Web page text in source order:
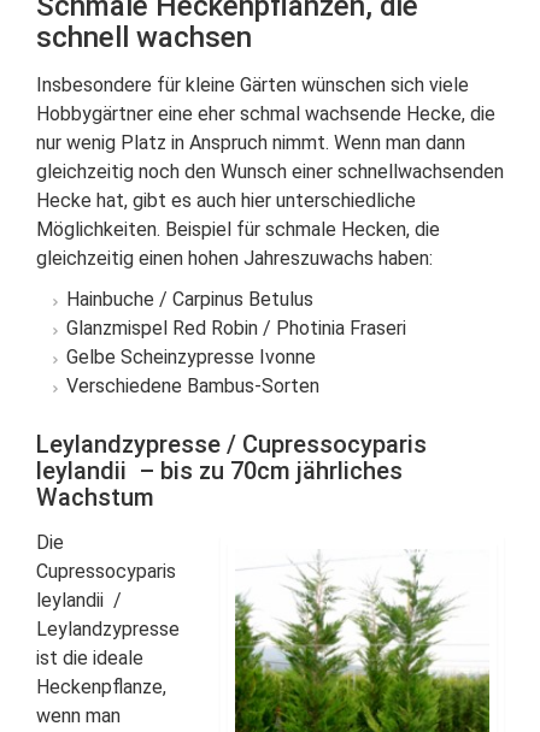
schnell wachsen
Insbesondere für kleine Gärten wünschen sich viele
Hobbygärtner eine eher schmal wachsende Hecke, die
nur wenig Platz in Anspruch nimmt. Wenn man dann
gleichzeitig noch den Wunsch einer schnellwachsenden
Hecke hat, gibt es auch hier unterschiedliche
Möglichkeiten. Beispiel für schmale Hecken, die
gleichzeitig einen hohen Jahreszuwachs haben:
Hainbuche / Carpinus Betulus
Glanzmispel Red Robin / Photinia Fraseri
Gelbe Scheinzypresse Ivonne
Verschiedene Bambus-Sorten
Leylandzypresse / Cupressocyparis
leylandii – bis zu 70cm jährliches
Wachstum
Die
Cupressocyparis
leylandii /
Leylandzypresse
ist die ideale
Heckenpflanze,
wenn man